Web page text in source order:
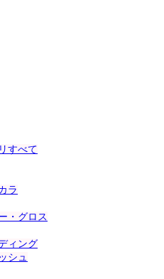
すべて
ラ
・グロス
ィング
シュ